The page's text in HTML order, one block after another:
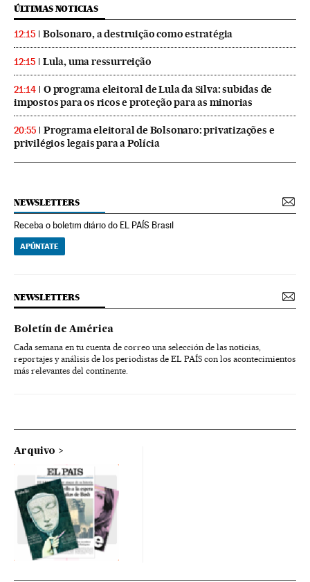
ÚLTIMAS NOTICIAS
12:15 Bolsonaro, a destruição como estratégia
12:15 Lula, uma ressurreição
21:14
O programa eleitoral de Lula da Silva: subidas de
impostos para os ricos e proteção para as minorias
20:55
Programa eleitoral de Bolsonaro: privatizações e
privilégios legais para a Polícia
NEWSLETTERS
Receba o boletim diário do EL PAÍS Brasil
APÚNTATE
NEWSLETTERS
Boletín de América
Cada semana en tu cuenta de correo una selección de las noticias,
reportajes y análisis de los periodistas de EL PAÍS con los acontecimientos
más relevantes del continente.
Arquivo